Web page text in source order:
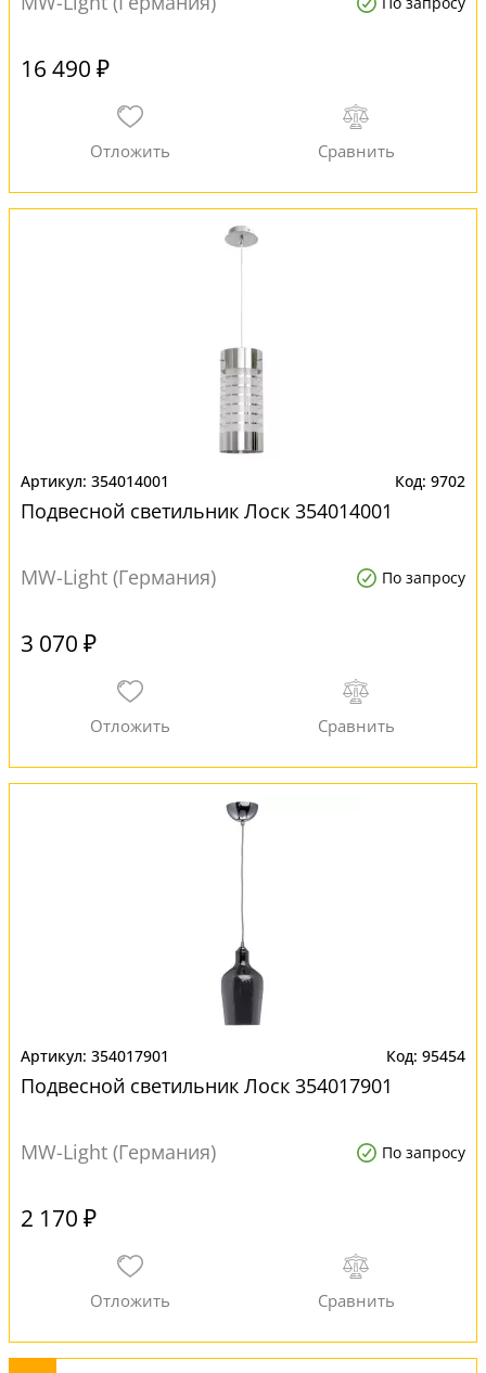
16 490 ₽
354014001 9702
Подвесной светильник Лоск 354014001
MW-Light (Германия) По запросу
3 070 ₽
354017901 95454
Подвесной светильник Лоск 354017901
MW-Light (Германия) По запросу
2 170 ₽